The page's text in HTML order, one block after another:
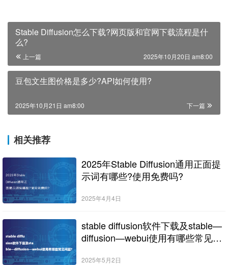
Stable Diffusion怎么下载?网页版和官网下载流程是什
么?
上一篇 2025年10月20日 am8:00
豆包文生图价格是多少?API如何使用?
下一篇
2025年10月21日 am8:00
相关推荐
2025年Stable Diffusion通用正面提
示词有哪些?使用免费吗?
2025年4月4日
stable diffusion软件下载及stable—
diffusion—webui使用有哪些常见问
2025年5月2日